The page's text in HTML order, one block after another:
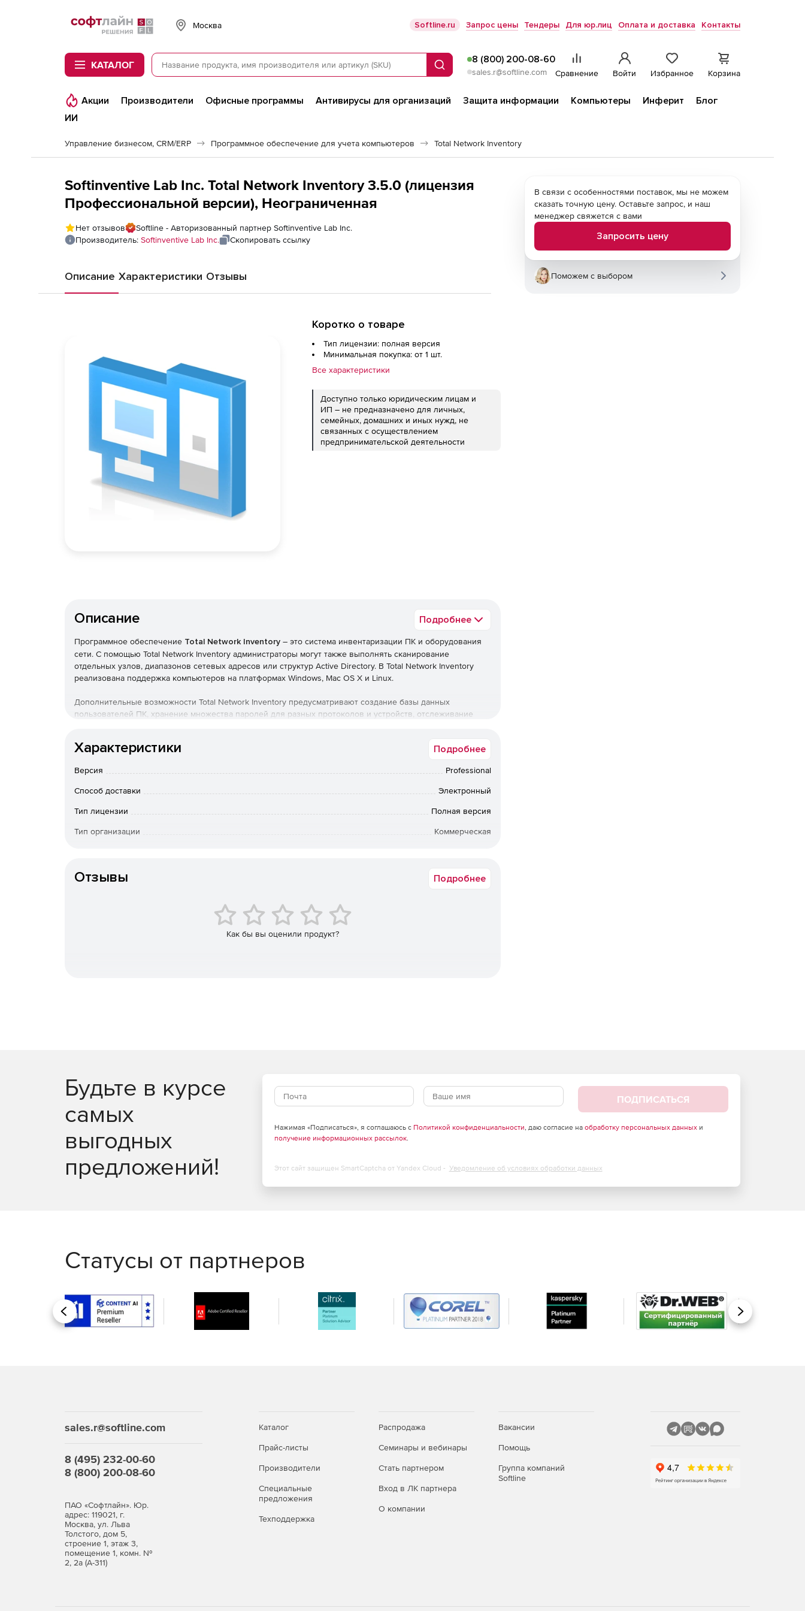
Softline
Москва Softline.ru Запрос цены Тендеры Для юр.лиц Оплата и доставка Контакты
КАТАЛОГ Поиск
8 (800) 200-08-60
sales.r@softline.com Сравнение Войти Избранное Корзина
Акции Производители Офисные программы Антивирусы для организаций Защита информации Компьютеры Инферит
Блог
ИИ
Управление бизнесом, CRM/ERP Программное обеспечение для учета компьютеров Total Network Inventory
Softinventive Lab Inc. Total Network Inventory 3.5.0 (лицензия
Профессиональной версии), Неограниченная
Нет отзывов
Softline - Авторизованный партнер Softinventive Lab Inc.
Производитель: Softinventive Lab Inc. Скопировать ссылку
Описание Характеристики Отзывы
Коротко о товаре
Тип лицензии: полная версия
Минимальная покупка: от 1 шт.
Все характеристики
Доступно только юридическим лицам и
ИП – не предназначено для личных,
семейных, домашних и иных нужд, не
связанных с осуществлением
предпринимательской деятельности
Описание Подробнее
Программное обеспечение Total Network Inventory – это система инвентаризации ПК и оборудования
сети. С помощью Total Network Inventory администраторы могут также выполнять сканирование
отдельных узлов, диапазонов сетевых адресов или структур Active Directory. В Total Network Inventory
реализована поддержка компьютеров на платформах Windows, Mac OS X и Linux.
Дополнительные возможности Total Network Inventory предусматривают создание базы данных
пользователей ПК, хранение множества паролей для разных протоколов и устройств, отслеживание
Характеристики Total Network Inventory:
требуется – пользователю только нужно знать пароль администратора.
Инвентаризация. В централизованном программном хранилище каждый ПК занимает несколько
легко копировать, экспортировать или отправлять на печать. Функция поиска упрощает нахождение
Характеристики Подробнее
Версия Professional
Способ доставки Электронный
Тип лицензии Полная версия
Тип организации Коммерческая
Отзывы Подробнее
Как бы вы оценили продукт?
В связи с особенностями поставок, мы не можем
сказать точную цену. Оставьте запрос, и наш
менеджер свяжется с вами
Запросить цену
Поможем с выбором
Будьте в курсе
самых
выгодных
предложений!
ПОДПИСАТЬСЯ
Нажимая «Подписаться», я соглашаюсь с Политикой конфиденциальности, даю согласие на обработку персональных данныхи
получение информационных рассылок.
Этот сайт защищен SmartCaptcha от Yandex Cloud - Уведомление об условиях обработки данных
Статусы от партнеров
Назад Вперед
sales.r@softline.com
8 (495) 232-00-60
8 (800) 200-08-60
ПАО «Софтлайн». Юр.
адрес: 119021, г.
Москва, ул. Льва
Толстого, дом 5,
строение 1, этаж 3,
помещение 1, комн. №
2, 2а (А-311)
Каталог
Прайс-листы
Производители
Специальные
предложения
Техподдержка
Распродажа
Семинары и вебинары
Стать партнером
Вход в ЛК партнера
О компании
Вакансии
Помощь
Группа компаний
Softline